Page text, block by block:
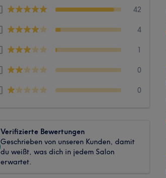
42
4
1
0
0
Verifizierte Bewertungen
Geschrieben von unseren Kunden, damit
du weißt, was dich in jedem Salon
erwartet.